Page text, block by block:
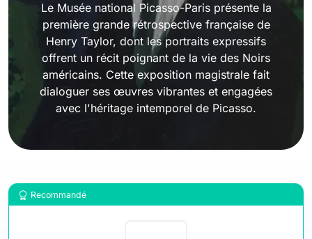
Le Musée national Picasso-Paris présente la
première grande rétrospective française de
Henry Taylor, dont les portraits expressifs
offrent un récit poignant de la vie des Noirs
américains. Cette exposition magistrale fait
dialoguer ses œuvres vibrantes et engagées
avec l'héritage intemporel de Picasso.
Recommandé